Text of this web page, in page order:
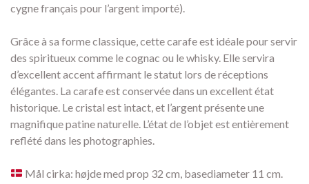
cygne français pour l’argent importé).
Grâce à sa forme classique, cette carafe est idéale pour servir
des spiritueux comme le cognac ou le whisky. Elle servira
d’excellent accent affirmant le statut lors de réceptions
élégantes. La carafe est conservée dans un excellent état
historique. Le cristal est intact, et l’argent présente une
magnifique patine naturelle. L’état de l’objet est entièrement
reflété dans les photographies.
Mål cirka: højde med prop 32 cm, basediameter 11 cm.